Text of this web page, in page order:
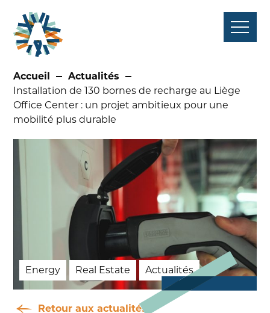
contenu
Accueil
Actualités
Installation de 130 bornes de recharge au Liège
Office Center : un projet ambitieux pour une
mobilité plus durable
Energy Real Estate Actualités
Retour aux actualités